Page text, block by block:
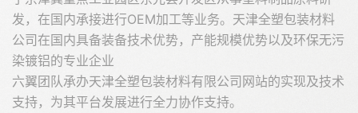
发，在国内承接进行OEM加工等业务。天津全塑包装材料
公司在国内具备装备技术优势，产能规模优势以及环保无污
染镀铝的专业企业
六翼团队承办天津全塑包装材料有限公司网站的实现及技术
支持，为其平台发展进行全力协作支持。